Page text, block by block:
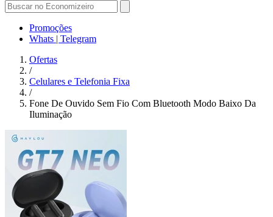
Promoções
Whats | Telegram
Ofertas
/
Celulares e Telefonia Fixa
/
Fone De Ouvido Sem Fio Com Bluetooth Modo Baixo Da
Iluminação